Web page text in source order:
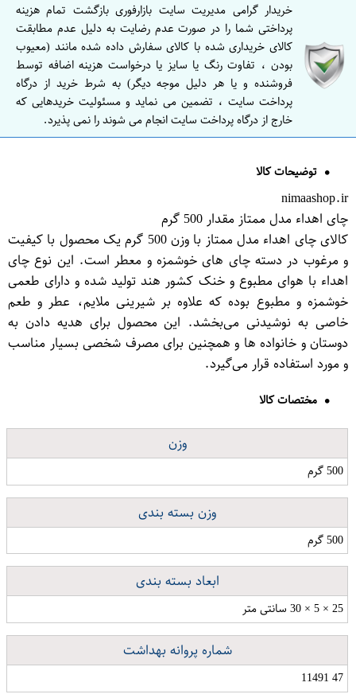
خریدار گرامی مدیریت سایت بازارفوری بازگشت تمام هزینه
پرداختی شما را در صورت عدم رضایت به دلیل عدم مطابقت
کالای خریداری شده با کالای سفارش داده شده مانند (معیوب
بودن ، تفاوت رنگ یا سایز یا درخواست هزینه اضافه توسط
فروشنده و یا هر دلیل موجه دیگر) به شرط خرید از درگاه
پرداخت سایت ، تضمین می نماید و مسئولیت خریدهایی که
خارج از درگاه پرداخت سایت انجام می شوند را نمی پذیرد.
توضیحات کالا
nimaashop.ir
چای اهداء مدل ممتاز مقدار 500 گرم
کالای چای اهداء مدل ممتاز با وزن 500 گرم یک محصول با کیفیت
و مرغوب در دسته چای های خوشمزه و معطر است. این نوع چای
اهداء با هوای مطبوع و خنک کشور هند تولید شده و دارای طعمی
خوشمزه و مطبوع بوده که علاوه بر شیرینی ملایم، عطر و طعم
خاصی به نوشیدنی می‌بخشد. این محصول برای هدیه دادن به
دوستان و خانواده ها و همچنین برای مصرف شخصی بسیار مناسب
و مورد استفاده قرار می‌گیرد.
مختصات کالا
وزن
500 گرم
وزن بسته بندی
500 گرم
ابعاد بسته بندی
25 × 5 × 30 سانتی متر
شماره پروانه بهداشت
47 11491